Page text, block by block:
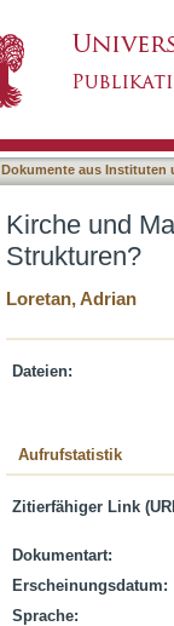
Dokumente aus Instituten
Kirche und
Strukturen?
Loretan, Adrian
Dateien:
Aufrufstatistik
Zitierfähiger Link
Dokumentart:
Erscheinungsdatum:
Sprache: